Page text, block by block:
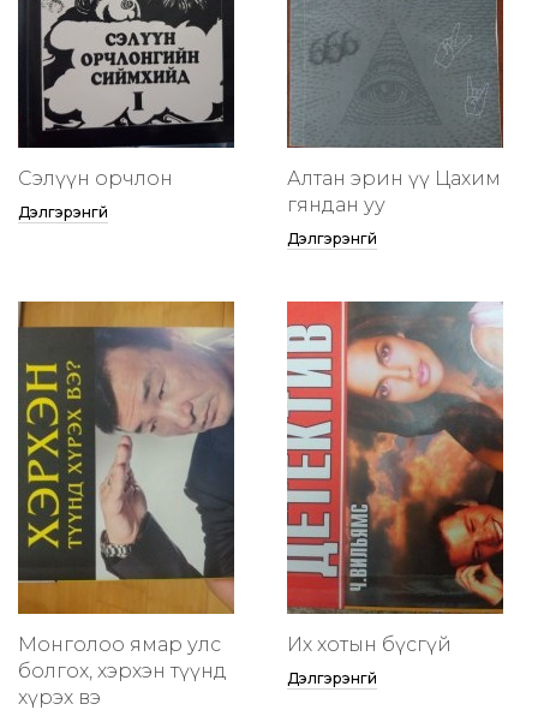
Сэлүүн орчлон
Дэлгэрэнгүй
Алтан эрин үү Цахим
гяндан уу
Дэлгэрэнгүй
Монголоо ямар улс
болгох, хэрхэн түүнд
хүрэх вэ
Их хотын бүсгүй
Дэлгэрэнгүй